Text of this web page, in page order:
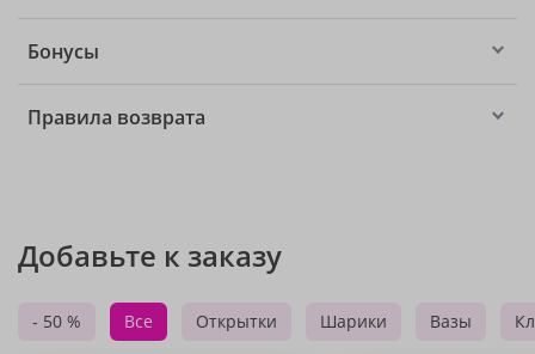
Бонусы
Правила возврата
Добавьте к заказу
- 50 % Все Открытки Шарики Вазы